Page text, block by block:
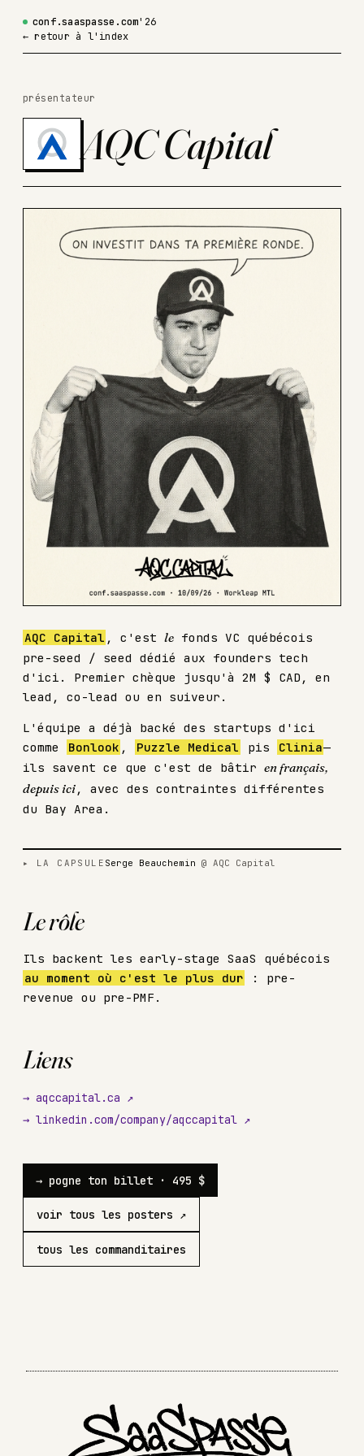
conf.saaspasse.com'26
← retour à l'index
présentateur
AQC Capital
AQC Capital , c'estle fonds VC québécois
pre-seed / seed dédié aux founders tech
d'ici. Premier chèque jusqu'à 2M $ CAD, en
lead, co-lead ou en suiveur.
L'équipe a déjà backé des startups d'ici
comme
Bonlook , Puzzle Medical pis Clinia—
ils savent ce que c'est de bâtir en français,
depuis ici, avec des contraintes différentes
du Bay Area.
▸ LA CAPSULE Serge Beauchemin@ AQC Capital
Le rôle
Ils backent les early-stage SaaS québécois
au moment où c'est le plus dur
: pre-
revenue ou pre-PMF.
Liens
→ aqccapital.ca ↗
→ linkedin.com/company/aqccapital ↗
→ pogne ton billet · 495 $
voir tous les posters ↗
tous les commanditaires